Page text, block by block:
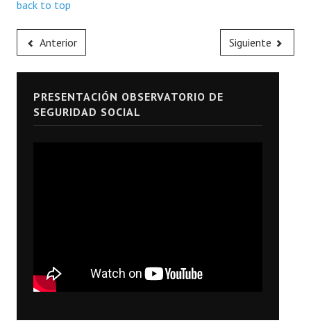
back to top
Anterior Siguiente
PRESENTACIÓN OBSERVATORIO DE
SEGURIDAD SOCIAL